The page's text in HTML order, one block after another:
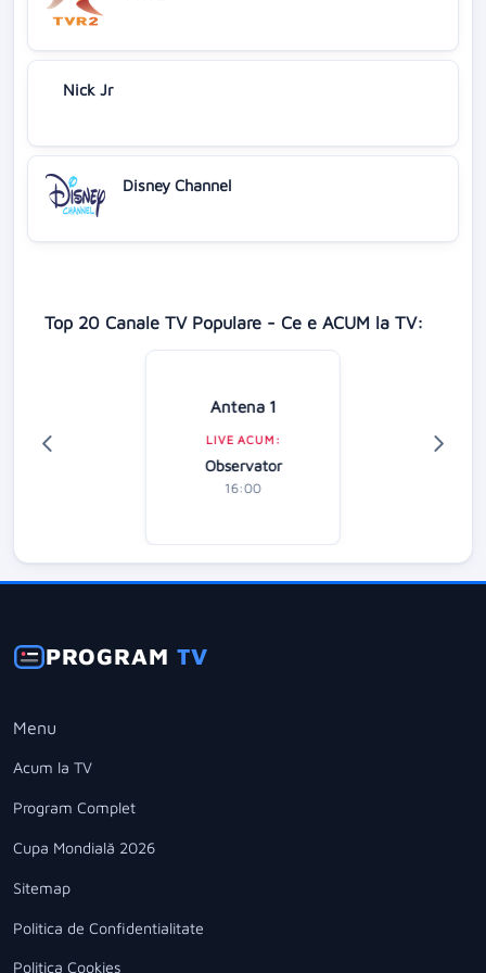
Nick Jr
Disney Channel
Top 20 Canale TV Populare - Ce e ACUM la TV:
Antena 1
LIVE ACUM:
Observator
16:00
PROGRAMTV
Menu
Acum la TV
Program Complet
Cupa Mondială 2026
Sitemap
Politica de Confidentialitate
Politica Cookies